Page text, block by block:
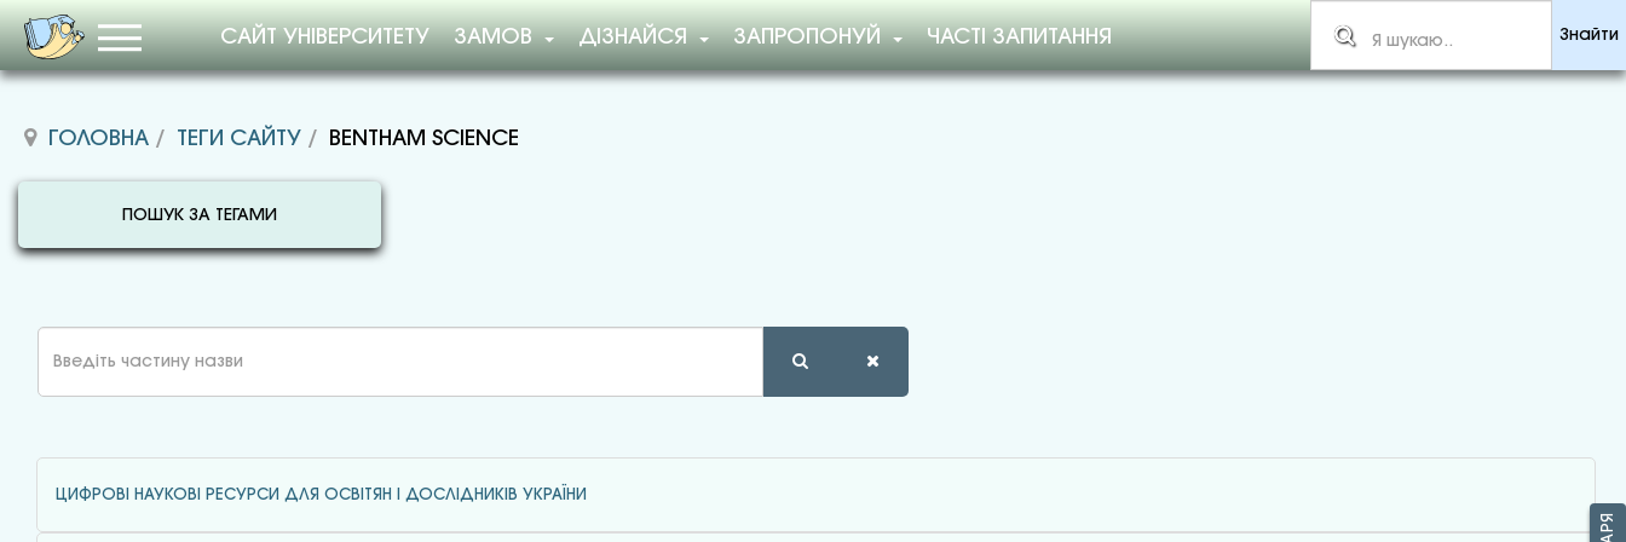
Знайти
САЙТ УНІВЕРСИТЕТУ ЗАМОВ ДІЗНАЙСЯ ЗАПРОПОНУЙ ЧАСТІ ЗАПИТАННЯ
ГОЛОВНА ТЕГИ САЙТУ BENTHAM SCIENCE
ПОШУК ЗА ТЕГАМИ
частину
назви
ЦИФРОВІ НАУКОВІ РЕСУРСИ ДЛЯ ОСВІТЯН І ДОСЛІДНИКІВ УКРАЇНИ